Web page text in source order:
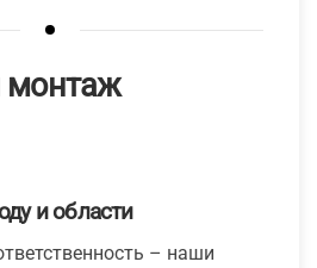
монтаж
и области
– наши